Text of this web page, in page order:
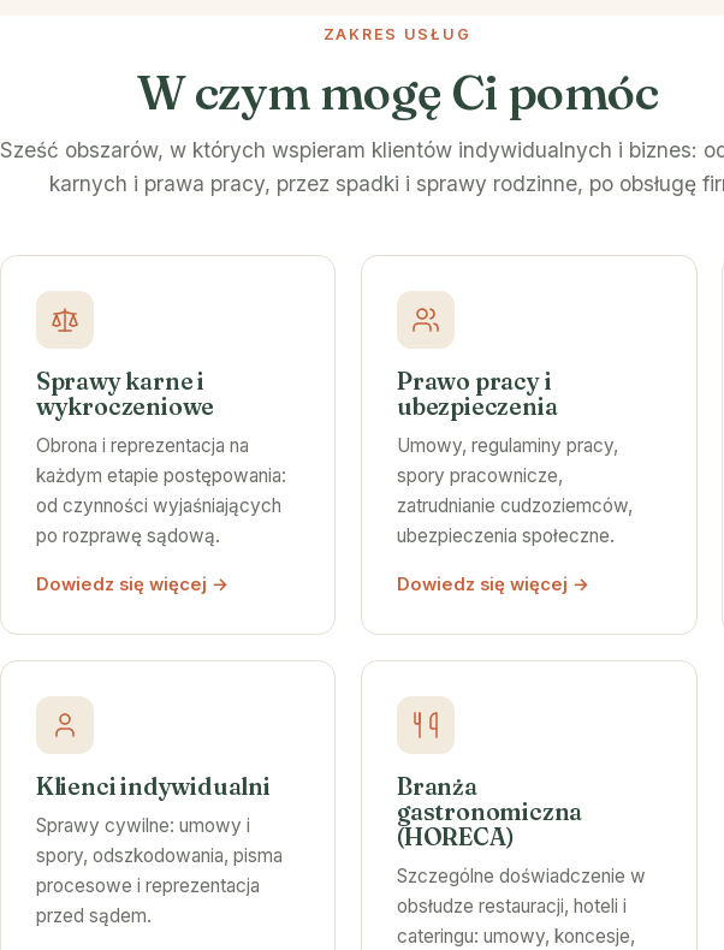
ZAKRES USŁUG
W czym mogę Ci pomóc
Sześć obszarów, w których wspieram klientów indywidualnych i biznes:
karnych i prawa pracy, przez spadki i sprawy rodzinne, po obsługę
Sprawy karne i
wykroczeniowe
Obrona i reprezentacja na
każdym etapie postępowania:
od czynności wyjaśniających
po rozprawę sądową.
Dowiedz się więcej →
Prawo pracy i
ubezpieczenia
Umowy, regulaminy pracy,
spory pracownicze,
zatrudnianie cudzoziemców,
ubezpieczenia społeczne.
Dowiedz się więcej →
Klienci indywidualni
Sprawy cywilne: umowy i
spory, odszkodowania, pisma
procesowe i reprezentacja
przed sądem.
Branża
gastronomiczna
(HORECA)
Szczególne doświadczenie w
obsłudze restauracji, hoteli i
cateringu: umowy, koncesje,